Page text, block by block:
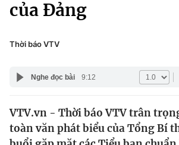
Xã hội
Pháp luật
Y tế
Thế giới
Tin tức
Y tế
Công nghệ
của Đảng
Thời báo VTV
Nghe đọc bài 9:12
VTV.vn - Thời báo VTV trân
toàn văn phát biểu của Tổng Bí